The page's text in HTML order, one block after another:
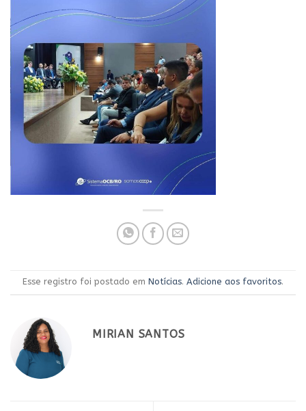
Esse registro foi postado em Notícias. Adicione aos favoritos.
MIRIAN SANTOS